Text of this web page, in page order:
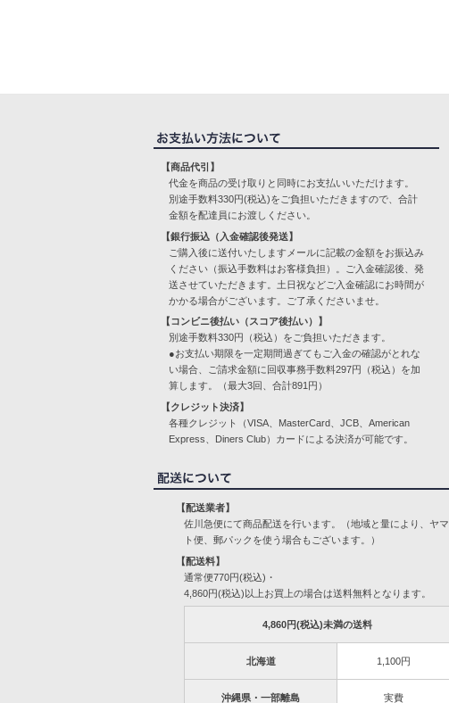
【商品代引】
代金を商品の受け取りと同時にお支払いいただけます。
別途手数料330円(税込)をご負担いただきますので、合計
金額を配達員にお渡しください。
【銀行振込（入金確認後発送】
ご購入後に送付いたしますメールに記載の金額をお振込み
ください（振込手数料はお客様負担）。ご入金確認後、発
送させていただきます。土日祝などご入金確認にお時間が
かかる場合がございます。ご了承くださいませ。
【コンビニ後払い（スコア後払い）】
別途手数料330円（税込）をご負担いただきます。
●お支払い期限を一定期間過ぎてもご入金の確認がとれな
い場合、ご請求金額に回収事務手数料297円（税込）を加
算します。（最大3回、合計891円）
【クレジット決済】
各種クレジット（VISA、MasterCard、JCB、American
Express、Diners Club）カードによる決済が可能です。
【配送業者】
佐川急便にて商品配送を行います。（地域と量により、ヤマ
ト便、郵パックを使う場合もございます。）
【配送料】
通常便770円(税込)・
4,860円(税込)以上お買上の場合は送料無料となります。
4,860円(税込)未満の送料
北海道 1,100円
沖縄県・一部離島 実費